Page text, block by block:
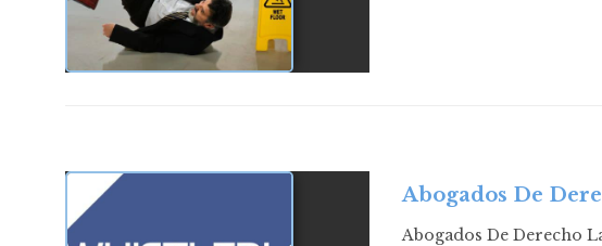
Abogados De
Abogados De Derecho